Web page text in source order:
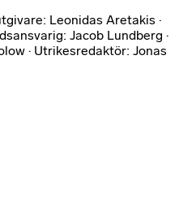
Leonidas Aretakis ·
Jacob Lundberg ·
· Utrikesredaktör: Jonas